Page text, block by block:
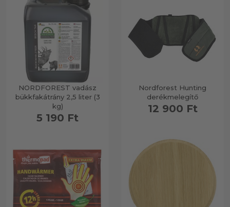
Trófeakikészítés
Vadföld & vetőmag
Vadriasztó
NORDFOREST vadász
bükkfakátrány 2,5 liter (3
kg)
5 190 Ft
Nordforest Hunting
derékmelegítő
12 900 Ft